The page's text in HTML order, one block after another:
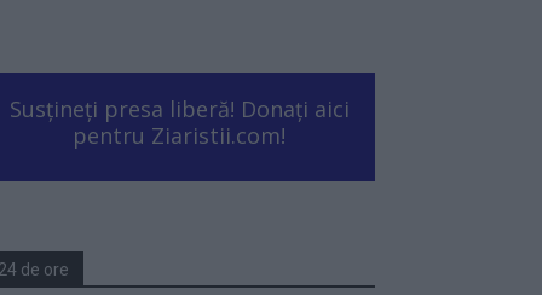
Susțineți presa liberă! Donați aici
pentru Ziaristii.com!
24 de ore